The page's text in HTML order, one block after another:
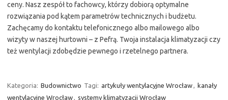
ceny. Nasz zespół to fachowcy, którzy dobiorą optymalne
rozwiązania pod kątem parametrów technicznych i budżetu.
Zachęcamy do kontaktu telefonicznego albo mailowego albo
wizyty w naszej hurtowni – z Pefrą. Twoja instalacja klimatyzacji czy
też wentylacji zdobędzie pewnego i rzetelnego partnera.
Kategoria: Budownictwo Tagi: artykuły wentylacyjne Wrocław, kanały
wentylacyjne Wrocław, systemy klimatyzacji Wrocław